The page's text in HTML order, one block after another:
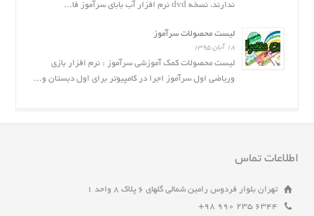
ندارند، نسخه dvd نرم افزار آب بابای سرآموز فا...
لیست محصولات سرآموز
۱۸ آبان ۱۳۹۵
لیست محصولات کمک آموزشی سرآموز : نرم افزار بازى
وریاضی اول سرآموز اجرا در کامپیوتر برای اول دبستان و...
اطلاعات تماس
تهران بلوار فردوس رامین شمالی گلهای ۶ پلاک ۸ واحد ۱
6344 235 990 98+